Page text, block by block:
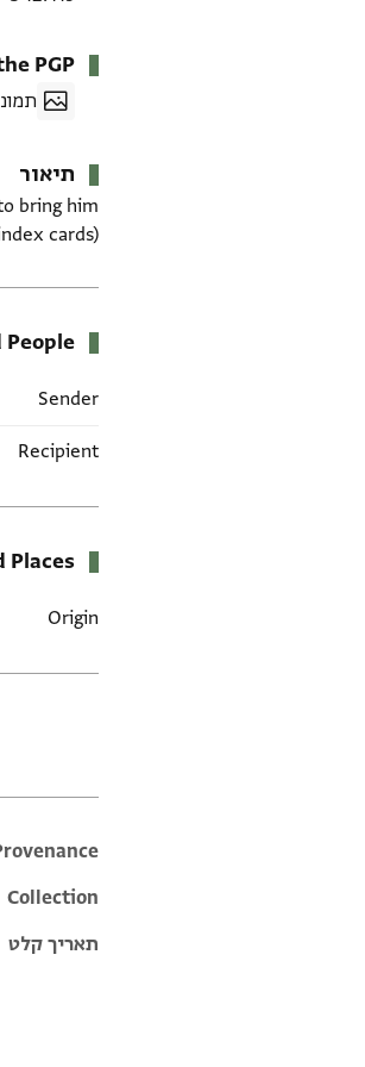
PGP
תיאור
bring him
cards)
People
Sender
Recipient
Places
Origin
Collection
תאריך קלט